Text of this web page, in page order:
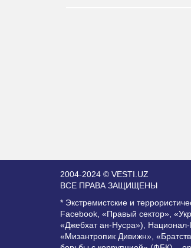
2004-2024 © VESTI.UZ
ВСЕ ПРАВА ЗАЩИЩЕНЫ
* Экстремистские и
Facebook, «Правый сектор»,
«Джебхат ан-Нусра»),
«Мизантропик Дивижн»,